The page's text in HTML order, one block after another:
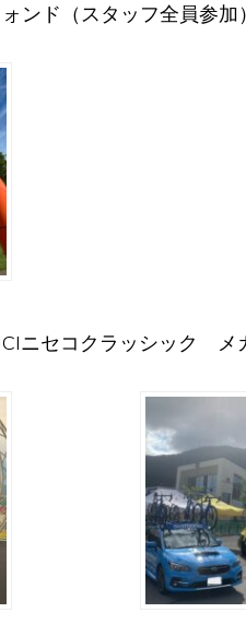
ンド（スタッフ全員参加）
ニセコクラッシック メ